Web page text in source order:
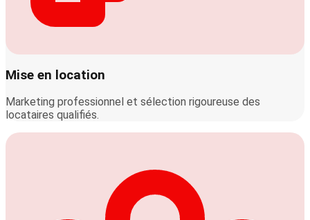
Mise en location
Marketing professionnel et sélection rigoureuse des
locataires qualifiés.